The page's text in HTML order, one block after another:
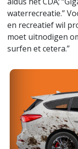
waterrecreatie.”
en recreatief wil
moet uitnodigen
surfen et cetera.”